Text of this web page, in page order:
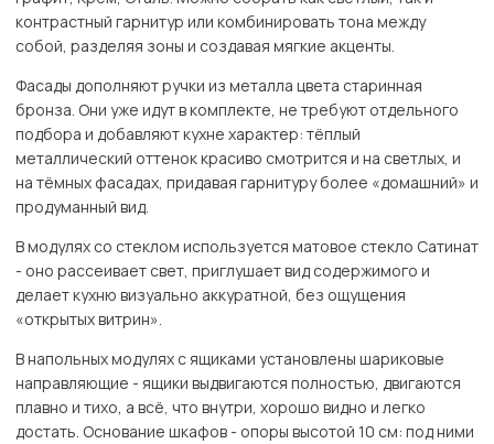
контрастный гарнитур или комбинировать тона между
собой, разделяя зоны и создавая мягкие акценты.
Фасады дополняют ручки из металла цвета старинная
бронза. Они уже идут в комплекте, не требуют отдельного
подбора и добавляют кухне характер: тёплый
металлический оттенок красиво смотрится и на светлых, и
на тёмных фасадах, придавая гарнитуру более «домашний» и
продуманный вид.
В модулях со стеклом используется матовое стекло Сатинат
- оно рассеивает свет, приглушает вид содержимого и
делает кухню визуально аккуратной, без ощущения
«открытых витрин».
В напольных модулях с ящиками установлены шариковые
направляющие - ящики выдвигаются полностью, двигаются
плавно и тихо, а всё, что внутри, хорошо видно и легко
достать. Основание шкафов - опоры высотой 10 см: под ними